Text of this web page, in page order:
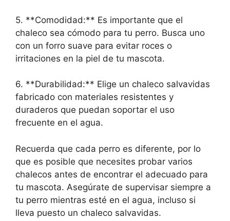
5. **Comodidad:** Es importante que el
chaleco sea cómodo para tu perro. Busca uno
con un forro suave para evitar roces o
irritaciones en la piel de tu mascota.
6. **Durabilidad:** Elige un chaleco salvavidas
fabricado con materiales resistentes y
duraderos que puedan soportar el uso
frecuente en el agua.
Recuerda que cada perro es diferente, por lo
que es posible que necesites probar varios
chalecos antes de encontrar el adecuado para
tu mascota. Asegúrate de supervisar siempre a
tu perro mientras esté en el agua, incluso si
lleva puesto un chaleco salvavidas.